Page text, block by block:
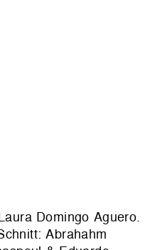
Domingo Aguero.
Abrahahm